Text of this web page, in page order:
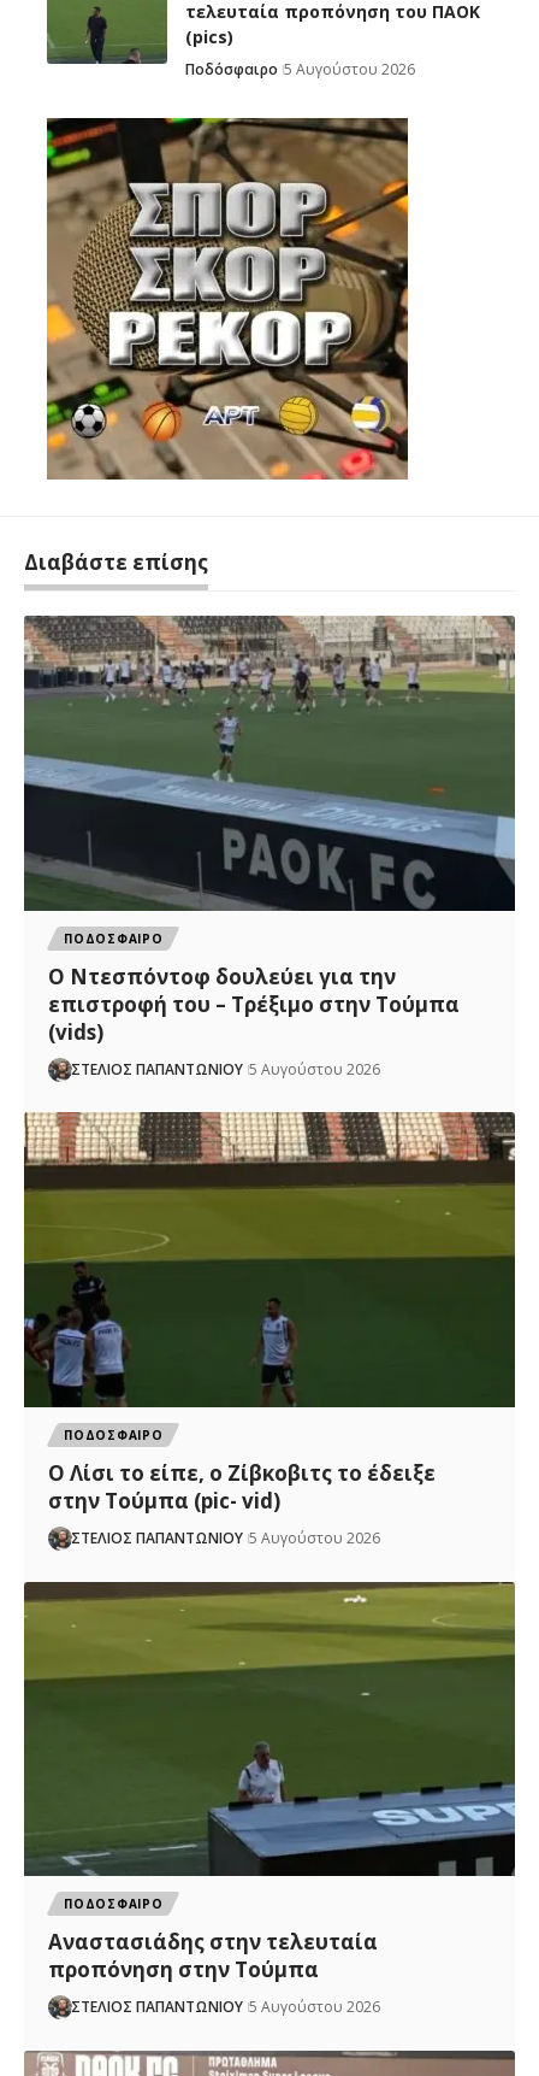
τελευταία προπόνηση του ΠΑΟΚ
(pics)
Ποδόσφαιρο 5 Αυγούστου 2026
Διαβάστε επίσης
ΠΟΔΟΣΦΑΙΡΟ
Ο Ντεσπόντοφ δουλεύει για την
επιστροφή του – Τρέξιμο στην Τούμπα
(vids)
ΣΤΕΛΙΟΣ ΠΑΠΑΝΤΩΝΙΟΥ 5 Αυγούστου 2026
ΠΟΔΟΣΦΑΙΡΟ
Ο Λίσι το είπε, ο Ζίβκοβιτς το έδειξε
στην Τούμπα (pic- vid)
ΣΤΕΛΙΟΣ ΠΑΠΑΝΤΩΝΙΟΥ 5 Αυγούστου 2026
ΠΟΔΟΣΦΑΙΡΟ
Αναστασιάδης στην τελευταία
προπόνηση στην Τούμπα
ΣΤΕΛΙΟΣ ΠΑΠΑΝΤΩΝΙΟΥ 5 Αυγούστου 2026